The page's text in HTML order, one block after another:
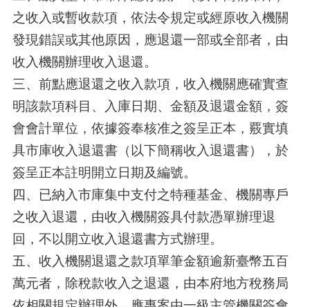
之收入或暫收款項，依法令規定或經原收入機關
發現錯誤或其他原因，應退還一部或全部者，由
收入機關辦理收入退還。
三、前點應退還之收入款項，收入機關應確實查
明該款項科目、入庫日期、金額及退還金額，簽
會會計單位，依據簽奉核准之簽呈正本，覈實填
具市庫收入退還書（以下簡稱收入退還書），於
簽呈正本註明開立日期及編號。
四、已納入市庫集中支付之特種基金、機關專戶
之收入退還，由收入機關簽具付款憑單辦理退
回，不以開立收入退還書方式辦理。
五、收入機關退還之款項單筆金額逾新臺幣五百
萬元者，除稅款收入之退還，由本府地方稅務局